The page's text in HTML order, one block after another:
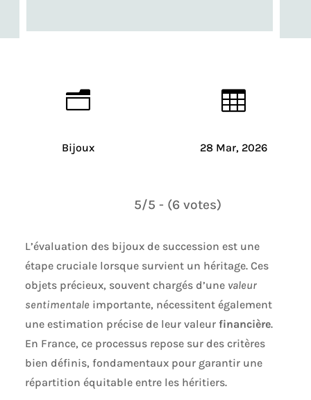
n
Bijoux

28 Mar, 2026
5/5 - (6 votes)
L’évaluation des bijoux de succession est une
étape cruciale lorsque survient un héritage. Ces
objets précieux, souvent chargés d’une valeur
sentimentaleimportante, nécessitent également
une estimation précise de leur valeur financière.
En France, ce processus repose sur des critères
bien définis, fondamentaux pour garantir une
répartition équitable entre les héritiers.